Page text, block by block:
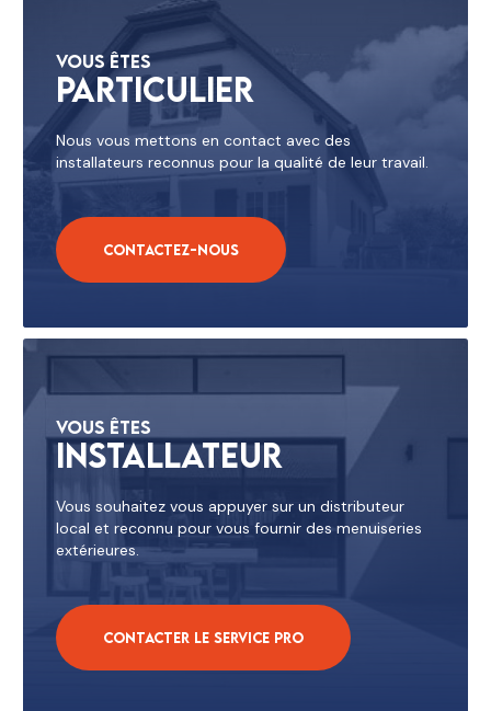
Vous êtes
Particulier
Nous vous mettons en contact avec des
installateurs reconnus pour la qualité de leur travail.
Contactez-nous
Vous êtes
Installateur
Vous souhaitez vous appuyer sur un distributeur
local et reconnu pour vous fournir des menuiseries
extérieures.
Contacter le service pro